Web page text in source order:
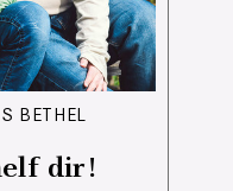
BETHEL
dir!